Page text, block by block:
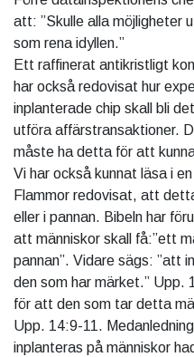
att: ”Skulle alla möjligheter
som rena idyllen.”
Ett raffinerat antikristligt
har också redovisat hur
inplanterade chip skall bli
utföra affärstransaktioner.
måste ha detta för att
Vi har också kunnat läsa i
Flammor redovisat, att
eller i pannan. Bibeln har
att människor skall få:”ett
pannan”. Vidare sägs: ”att
den som har märket.” Upp.
för att den som tar detta
Upp. 14:9-11.
inplanteras på människor